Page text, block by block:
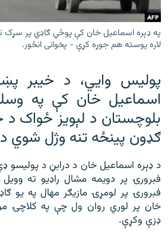
موږ وڅارئ
د ازادې اروپا راډیو ټولې ووبپاڼې
په ډېره اسماعیل خان کې پوځي ګاډي پر سړک
لاره پوسته هم جوړه کړې - پخوانی انځور.
پولیس وايي، د خیبر
اسماعیل خان کې په
بلوچستان د لېویز ځواک د
ګډون پینځه تنه وژل شوي
د ډېره اسماعیل خان د درابڼ د
فبرورۍ پر دویمه مشال راډیو ته
فبرورۍ پر لومړۍ مازیګر مهال په یو
خان پر لوري روان ول چې په کلاچۍ
ډزې وکړې.